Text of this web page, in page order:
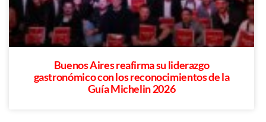
Buenos Aires reafirma su liderazgo
gastronómico con los reconocimientos de la
Guía Michelin 2026